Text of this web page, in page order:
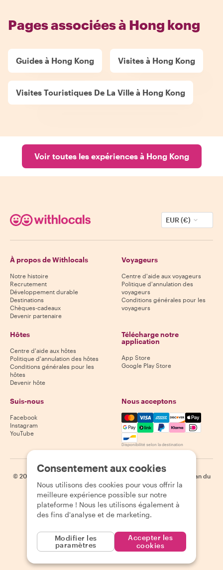
Pages associées à Hong kong
Guides à Hong Kong Visites à Hong Kong
Visites Touristiques De La Ville à Hong Kong
Voir toutes les expériences à Hong Kong
EUR (€)
À propos de Withlocals
Notre histoire
Recrutement
Développement durable
Destinations
Chèques-cadeaux
Devenir partenaire
Voyageurs
Centre d'aide aux voyageurs
Politique d'annulation des
voyageurs
Conditions générales pour les
voyageurs
Hôtes
Centre d'aide aux hôtes
Politique d'annulation des hôtes
Conditions générales pour les
hôtes
Devenir hôte
Télécharge notre
application
App Store
Google Play Store
Suis-nous
Facebook
Instagram
YouTube
Nous acceptons
Mastercard, Visa, Amex,
Disponibilité selon la destination
© 2026
Plan du
site
Consentement aux cookies
Nous utilisons des cookies pour vous offrir la
meilleure expérience possible sur notre
plateforme ! Nous les utilisons également à
des fins d'analyse et de marketing.
Modifier les
paramètres
Accepter les
cookies